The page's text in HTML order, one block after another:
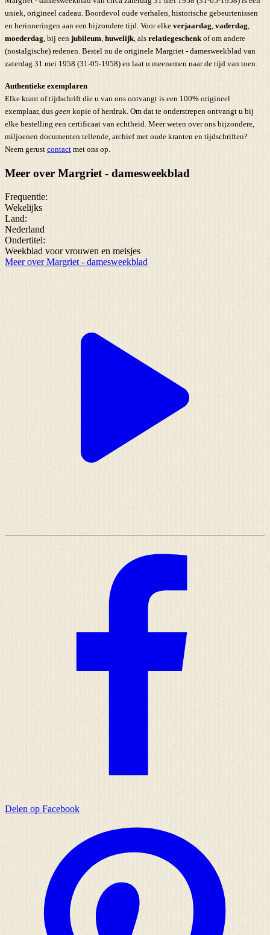
uniek, origineel cadeau. Boordevol oude verhalen, historische gebeurtenissen
en herinneringen aan een bijzondere tijd. Voor elke verjaardag, vaderdag,
moederdag, bij een jubileum, huwelijk, als relatiegeschenkof om andere
(nostalgische) redenen. Bestel nu de originele Margriet - damesweekblad van
zaterdag 31 mei 1958 (31-05-1958) en laat u meenemen naar de tijd van toen.
Authentieke exemplaren
Elke krant of tijdschrift die u van ons ontvangt is een 100% origineel
exemplaar, dus geen kopie of herdruk. Om dat te onderstrepen ontvangt u bij
elke bestelling een certificaat van echtheid. Meer weten over ons bijzondere,
miljoenen documenten tellende, archief met oude kranten en tijdschriften?
Neem gerust contact met ons op.
Meer over Margriet - damesweekblad
Frequentie:
Wekelijks
Land:
Nederland
Ondertitel:
Weekblad voor vrouwen en meisjes
Meer over Margriet - damesweekblad
Delen op Facebook